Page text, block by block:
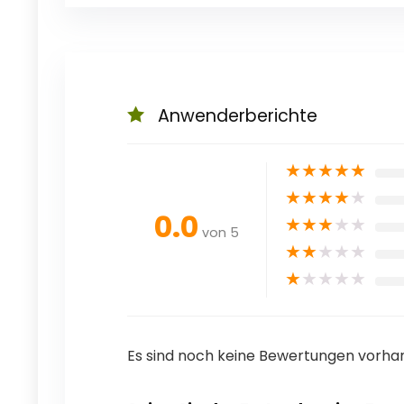
Anwenderberichte
0.0 von 5
★★★★★
★★★★★
★★★★★
★★★★★
★★★★★
Es sind noch keine Bewertungen